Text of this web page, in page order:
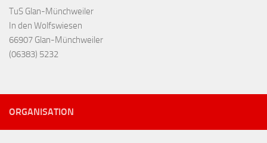
TuS Glan-Münchweiler
In den Wolfswiesen
66907 Glan-Münchweiler
(06383) 5232
ORGANISATION